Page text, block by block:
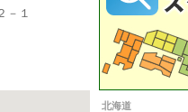
－１
北海道